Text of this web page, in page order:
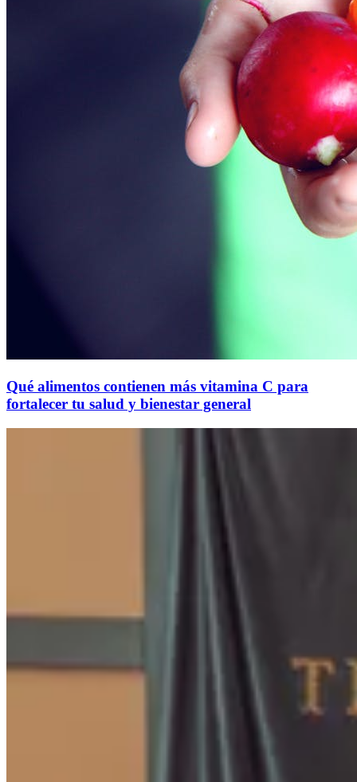
Qué alimentos contienen más vitamina C para
fortalecer tu salud y bienestar general